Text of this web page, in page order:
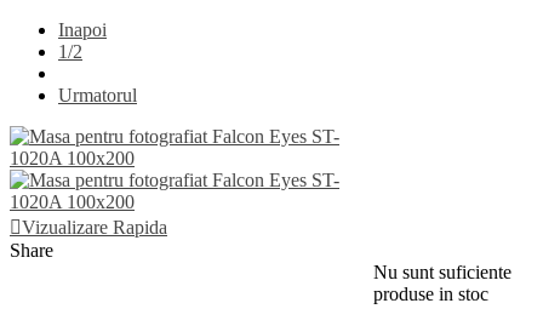
Inapoi
1/2
Urmatorul
Vizualizare Rapida
Share
Nu sunt suficiente
produse in stoc